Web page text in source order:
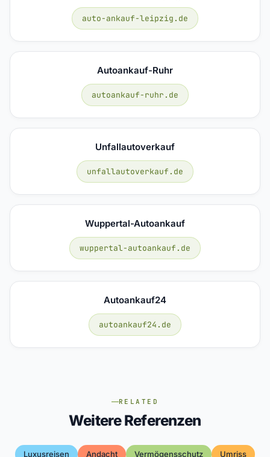
auto-ankauf-leipzig.de
Autoankauf-Ruhr
autoankauf-ruhr.de
Unfallautoverkauf
unfallautoverkauf.de
Wuppertal-Autoankauf
wuppertal-autoankauf.de
Autoankauf24
autoankauf24.de
RELATED
Weitere Referenzen
Luxusreisen Andacht Vermögensschutz Umriss